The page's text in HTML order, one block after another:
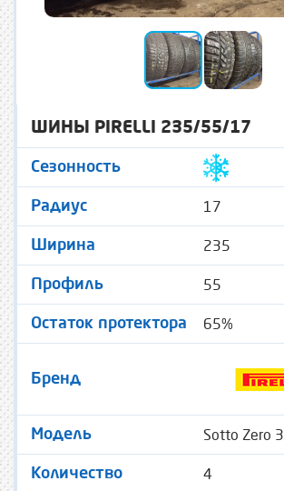
ШИНЫ PIRELLI 235/55/17
Сезонность
Радиус 17
Ширина 235
Профиль 55
Остаток протектора 65%
Бренд
Модель Sotto Zero 3
Количество 4